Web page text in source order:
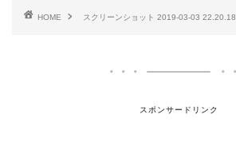
HOME スクリーンショット 2019-03-03 22.20.18
スポンサードリンク